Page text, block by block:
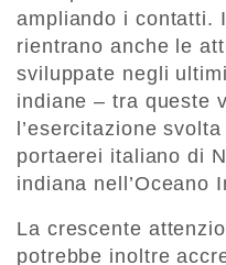
ampliando i contatti.
rientrano anche le
sviluppate negli
indiane – tra queste
l’esercitazione
portaerei italiano di
indiana nell’Oceano
La crescente
potrebbe inoltre